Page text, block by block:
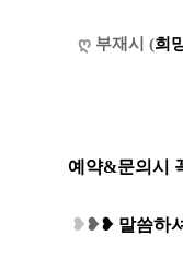
ღ 부재시 (희
예약&문의시
❥❥❥ 말씀하